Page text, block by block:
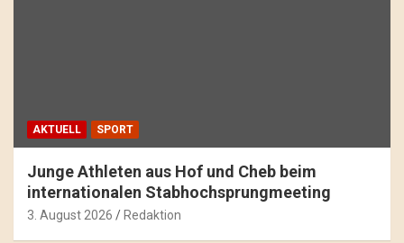
AKTUELL SPORT
Junge Athleten aus Hof und Cheb beim
internationalen Stabhochsprungmeeting
3. August 2026 Redaktion